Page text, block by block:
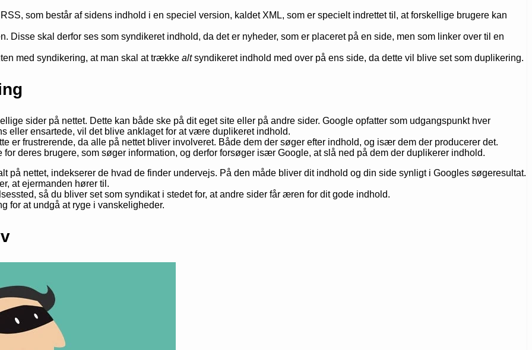
som består af sidens indhold i en speciel version, kaldet XML, som er specielt indrettet til, at forskellige brugere kan
Disse skal derfor ses som syndikeret indhold, da det er nyheder, som er placeret på en side, men som linker over til en
med syndikering, at man skal at trække altsyndikeret indhold med over på ens side, da dette vil blive set som duplikering.
sider på nettet. Dette kan både ske på dit eget site eller på andre sider. Google opfatter som udgangspunkt hver
eller ensartede, vil det blive anklaget for at være duplikeret indhold.
er frustrerende, da alle på nettet bliver involveret. Både dem der søger efter indhold, og især dem der producerer det.
deres brugere, som søger information, og derfor forsøger især Google, at slå ned på dem der duplikerer indhold.
på nettet, indekserer de hvad de finder undervejs. På den måde bliver dit indhold og din side synligt i Googles søgeresultat.
at ejermanden hører til.
så du bliver set som syndikat i stedet for, at andre sider får æren for dit gode indhold.
for at undgå at ryge i vanskeligheder.